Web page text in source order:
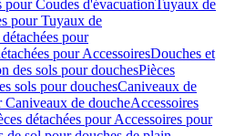
pour Coudes d'évacuationTuyaux de
pour Tuyaux de
pour
pour AccessoiresDouches et
des sols pour douchesPièces
sols pour douchesCaniveaux de
Caniveaux de doucheAccessoires
détachées pour Accessoires pour